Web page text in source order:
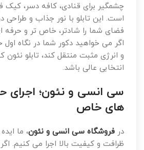
چشمگیر برای قنادی، کافه دسر، کیک
است. این تابلو با نور جذاب و
فضای شما را شادتر، خاص تر و حرفه
اگر می خواهید دکور شما در نگاه
و انرژی مثبت منتقل کند، تابلو نئون
انتخابی عالی باشد.
سی انسی و نئون؛ اجرای
های خاص
در فروشگاه سی انسی و نئون، ما
ظرافت و کیفیت بالا اجرا می کنیم. اگر